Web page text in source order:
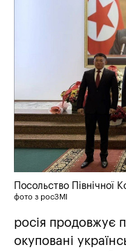
Посольство Північної
фото з росЗМІ
росія продовжує
окуповані